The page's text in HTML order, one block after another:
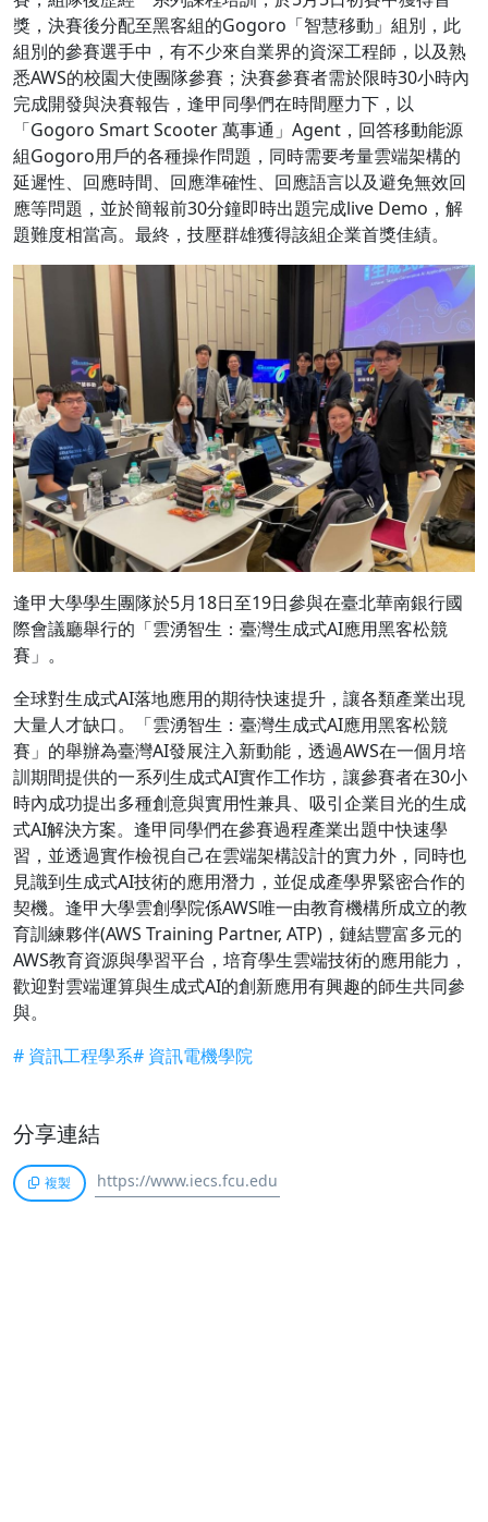
獎，決賽後分配至黑客組的Gogoro「智慧移動」組別，此
組別的參賽選手中，有不少來自業界的資深工程師，以及熟
悉AWS的校園大使團隊參賽；決賽參賽者需於限時30小時內
完成開發與決賽報告，逢甲同學們在時間壓力下，以
「Gogoro Smart Scooter 萬事通」Agent，回答移動能源
組Gogoro用戶的各種操作問題，同時需要考量雲端架構的
延遲性、回應時間、回應準確性、回應語言以及避免無效回
應等問題，並於簡報前30分鐘即時出題完成live Demo，解
題難度相當高。最終，技壓群雄獲得該組企業首獎佳績。
逢甲大學學生團隊於5月18日至19日參與在臺北華南銀行國
際會議廳舉行的「雲湧智生：臺灣生成式AI應用黑客松競
賽」。
全球對生成式AI落地應用的期待快速提升，讓各類產業出現
大量人才缺口。「雲湧智生：臺灣生成式AI應用黑客松競
賽」的舉辦為臺灣AI發展注入新動能，透過AWS在一個月培
訓期間提供的一系列生成式AI實作工作坊，讓參賽者在30小
時內成功提出多種創意與實用性兼具、吸引企業目光的生成
式AI解決方案。逢甲同學們在參賽過程產業出題中快速學
習，並透過實作檢視自己在雲端架構設計的實力外，同時也
見識到生成式AI技術的應用潛力，並促成產學界緊密合作的
契機。逢甲大學雲創學院係AWS唯一由教育機構所成立的教
育訓練夥伴(AWS Training Partner, ATP)，鏈結豐富多元的
AWS教育資源與學習平台，培育學生雲端技術的應用能力，
歡迎對雲端運算與生成式AI的創新應用有興趣的師生共同參
與。
# 資訊工程學系# 資訊電機學院
分享連結
複製